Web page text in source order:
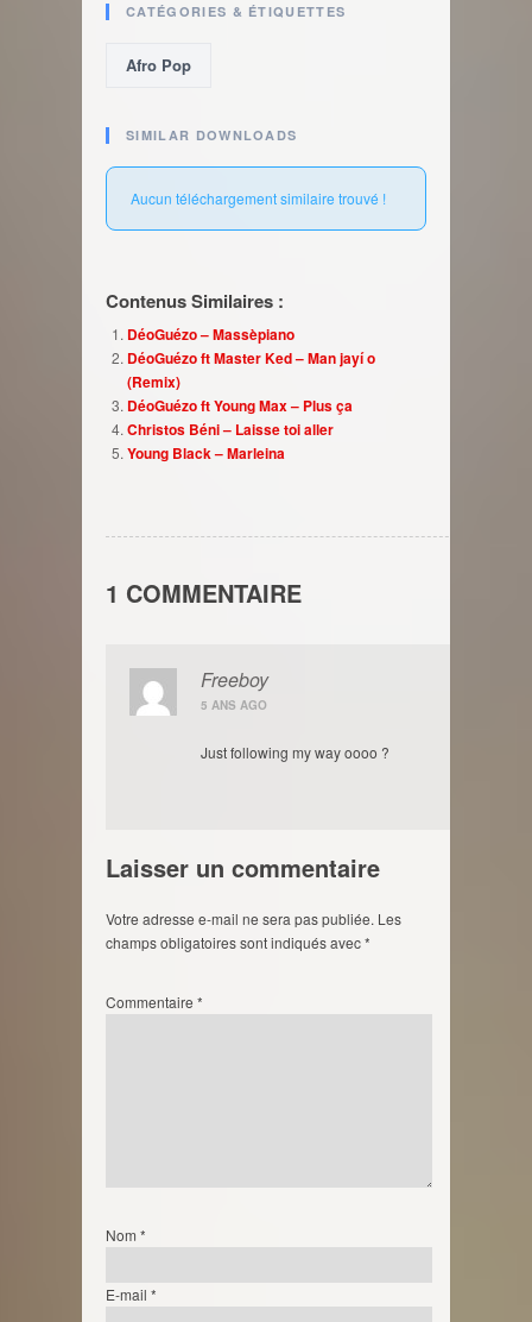
CATÉGORIES & ÉTIQUETTES
Afro Pop
SIMILAR DOWNLOADS
Aucun téléchargement similaire trouvé !
Contenus Similaires :
DéoGuézo – Massèpiano
DéoGuézo ft Master Ked – Man jayí o
(Remix)
DéoGuézo ft Young Max – Plus ça
Christos Béni – Laisse toi aller
Young Black – Marleina
1 COMMENTAIRE
Freeboy
5 ANS AGO
Just following my way oooo ?
Laisser un commentaire
Votre adresse e-mail ne sera pas publiée. Les
champs obligatoires sont indiqués avec*
Commentaire *
Nom *
E-mail *